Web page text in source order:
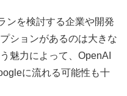
ンを検討する企業や開発
ションがあるのは大きな
魅力によって、OpenAI
に流れる可能性も十